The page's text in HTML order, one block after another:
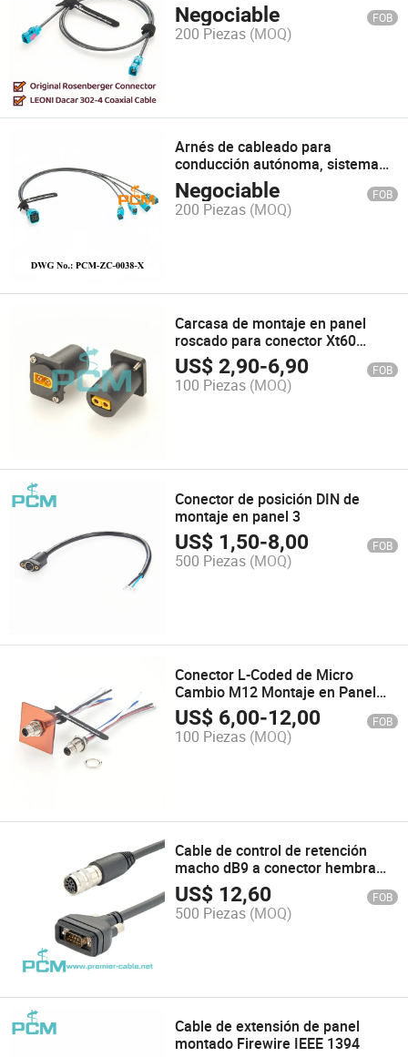
Ensamblaje de Cable Coaxial RF
de Conector Hembra Fakra Azul
Agua a Conector Hembra
Negociable FOB
200 Piezas (MOQ)
Arnés de cableado para
conducción autónoma, sistema
Adas arnés de cable Fakra, cable
Fakra para Adas automotriz y
conducción autónoma
Negociable FOB
200 Piezas (MOQ)
Carcasa de montaje en panel
roscado para conector Xt60
adaptador macho hembra,
conjunto de conector de carcasa
roscada para montaje en panel
US$2,90-6,90 FOB
100 Piezas (MOQ)
Conector de posición DIN de
montaje en panel 3
US$ 1,50-8,00 FOB
500 Piezas (MOQ)
Conector L-Coded de Micro
Cambio M12 Montaje en Panel
Frontal, M12 Cable de Conector
de Alimentación Montaje en
Panel, M12 Conector de
US$ 6,00-12,00 FOB
100 Piezas (MOQ)
Cable de control de retención
macho dB9 a conector hembra
Aisg
US$ 12,60 FOB
500 Piezas (MOQ)
Cable de extensión de panel
montado Firewire IEEE 1394